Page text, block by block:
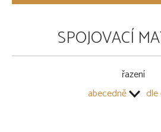
SPOJOVACÍ
řazení
abecedně
dle